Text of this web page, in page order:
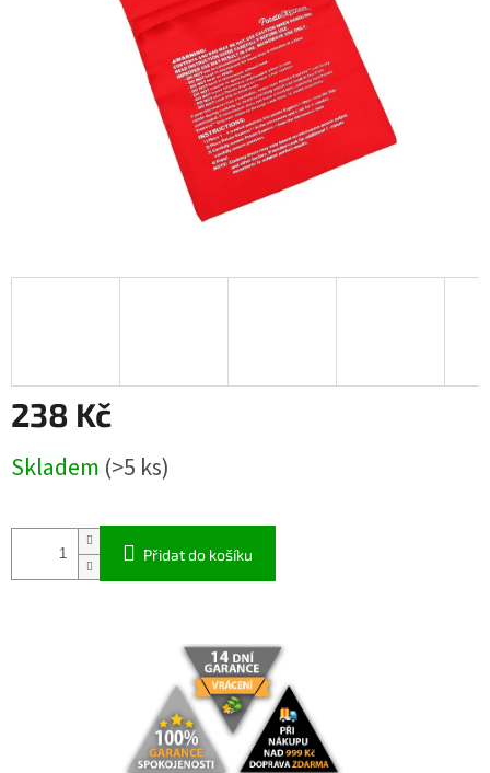
238 Kč
cena:
Skladem (>5 ks)
Přidat do košíku